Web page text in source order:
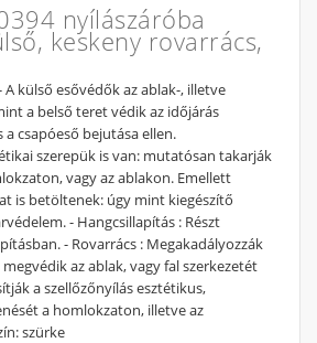
nyílászáróba
keskeny rovarrács,
A külső esővédők az ablak-, illetve
a belső teret védik az időjárás
csapóeső bejutása ellen.
szerepük is van: mutatósan takarják
vagy az ablakon. Emellett
is betöltenek: úgy mint kiegészítő
- Hangcsillapítás : Részt
- Rovarrács : Megakadályozzák
az ablak, vagy fal szerkezetét
a szellőzőnyílás esztétikus,
a homlokzaton, illetve az
szürke